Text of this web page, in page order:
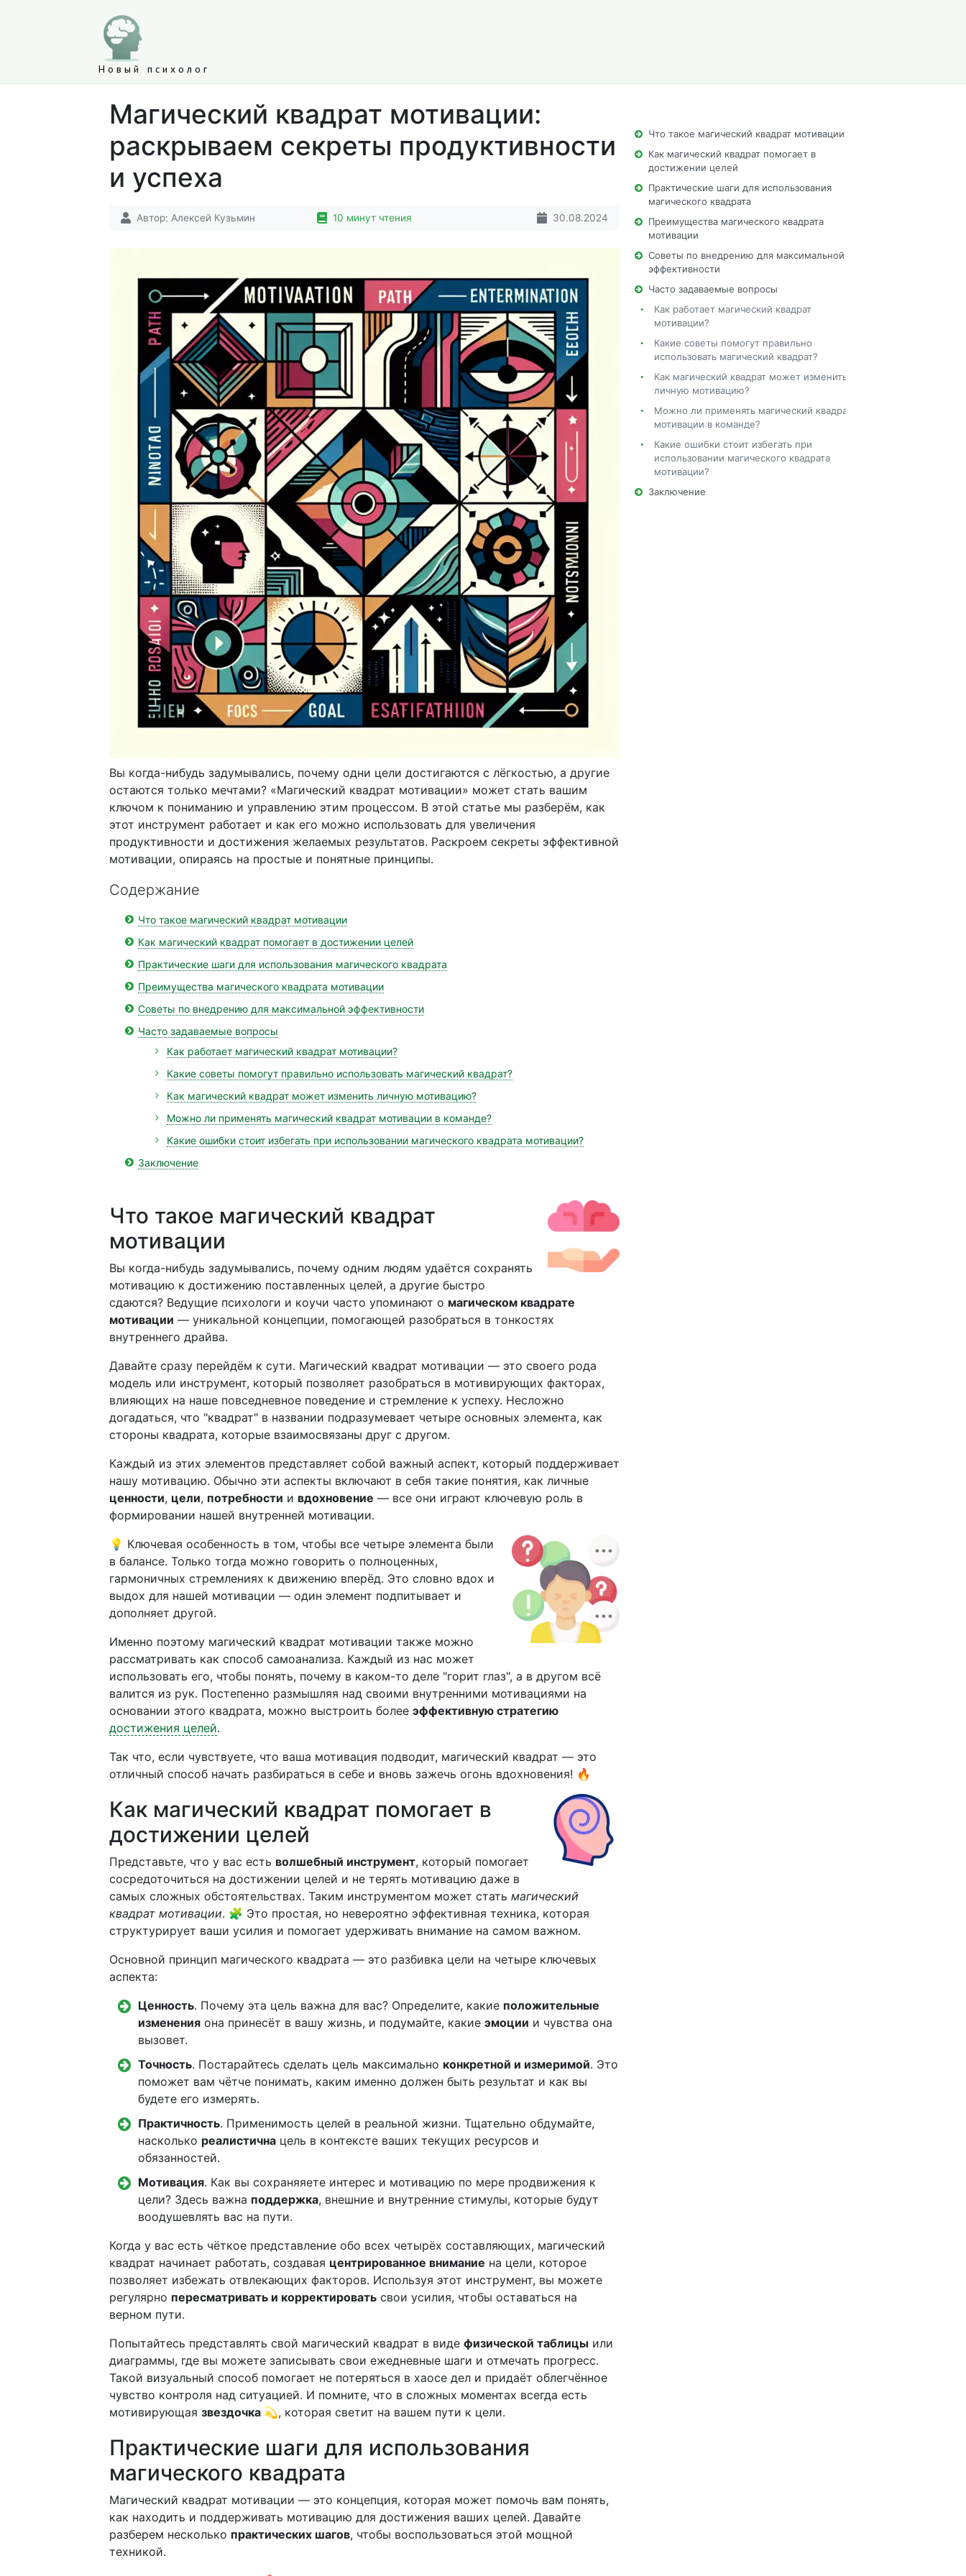
Новый психолог
Магический квадрат мотивации:
раскрываем секреты продуктивности
и успеха
Автор: Алексей Кузьмин 10 минут чтения 30.08.2024
Вы когда-нибудь задумывались, почему одни цели достигаются с лёгкостью, а другие
остаются только мечтами? «Магический квадрат мотивации» может стать вашим
ключом к пониманию и управлению этим процессом. В этой статье мы разберём, как
этот инструмент работает и как его можно использовать для увеличения
продуктивности и достижения желаемых результатов. Раскроем секреты эффективной
мотивации, опираясь на простые и понятные принципы.
Содержание
Что такое магический квадрат мотивации
Как магический квадрат помогает в достижении целей
Практические шаги для использования магического квадрата
Преимущества магического квадрата мотивации
Советы по внедрению для максимальной эффективности
Часто задаваемые вопросы
Как работает магический квадрат мотивации?
Какие советы помогут правильно использовать магический квадрат?
Как магический квадрат может изменить личную мотивацию?
Можно ли применять магический квадрат мотивации в команде?
Какие ошибки стоит избегать при использовании магического квадрата мотивации?
Заключение
Что такое магический квадрат
мотивации
Вы когда-нибудь задумывались, почему одним людям удаётся сохранять
мотивацию к достижению поставленных целей, а другие быстро
сдаются? Ведущие психологи и коучи часто упоминают о магическом квадрате
мотивации — уникальной концепции, помогающей разобраться в тонкостях
внутреннего драйва.
Давайте сразу перейдём к сути. Магический квадрат мотивации — это своего рода
модель или инструмент, который позволяет разобраться в мотивирующих факторах,
влияющих на наше повседневное поведение и стремление к успеху. Несложно
догадаться, что "квадрат" в названии подразумевает четыре основных элемента, как
стороны квадрата, которые взаимосвязаны друг с другом.
Каждый из этих элементов представляет собой важный аспект, который поддерживает
нашу мотивацию. Обычно эти аспекты включают в себя такие понятия, как личные
ценности, цели, потребности и вдохновение — все они играют ключевую роль в
формировании нашей внутренней мотивации.
💡 Ключевая особенность в том, чтобы все четыре элемента были
в балансе. Только тогда можно говорить о полноценных,
гармоничных стремлениях к движению вперёд. Это словно вдох и
выдох для нашей мотивации — один элемент подпитывает и
дополняет другой.
Именно поэтому магический квадрат мотивации также можно
рассматривать как способ самоанализа. Каждый из нас может
использовать его, чтобы понять, почему в каком-то деле "горит глаз", а в другом всё
валится из рук. Постепенно размышляя над своими внутренними мотивациями на
основании этого квадрата, можно выстроить более эффективную стратегию
достижения целей.
Так что, если чувствуете, что ваша мотивация подводит, магический квадрат — это
отличный способ начать разбираться в себе и вновь зажечь огонь вдохновения! 🔥
Как магический квадрат помогает в
достижении целей
Представьте, что у вас есть волшебный инструмент, который помогает
сосредоточиться на достижении целей и не терять мотивацию даже в
самых сложных обстоятельствах. Таким инструментом может стать магический
квадрат мотивации. 🧩 Это простая, но невероятно эффективная техника, которая
структурирует ваши усилия и помогает удерживать внимание на самом важном.
Основной принцип магического квадрата — это разбивка цели на четыре ключевых
аспекта:
Ценность. Почему эта цель важна для вас? Определите, какие положительные
изменения она принесёт в вашу жизнь, и подумайте, какие эмоции и чувства она
вызовет.
Точность. Постарайтесь сделать цель максимально конкретной и измеримой. Это
поможет вам чётче понимать, каким именно должен быть результат и как вы
будете его измерять.
Практичность. Применимость целей в реальной жизни. Тщательно обдумайте,
насколько реалистична цель в контексте ваших текущих ресурсов и
обязанностей.
Мотивация. Как вы сохраняяете интерес и мотивацию по мере продвижения к
цели? Здесь важна поддержка, внешние и внутренние стимулы, которые будут
воодушевлять вас на пути.
Когда у вас есть чёткое представление обо всех четырёх составляющих, магический
квадрат начинает работать, создавая центрированное внимание на цели, которое
позволяет избежать отвлекающих факторов. Используя этот инструмент, вы можете
регулярно пересматривать и корректировать свои усилия, чтобы оставаться на
верном пути.
Попытайтесь представлять свой магический квадрат в виде физической таблицы или
диаграммы, где вы можете записывать свои ежедневные шаги и отмечать прогресс.
Такой визуальный способ помогает не потеряться в хаосе дел и придаёт облегчённое
чувство контроля над ситуацией. И помните, что в сложных моментах всегда есть
мотивирующая звездочка 💫, которая светит на вашем пути к цели.
Практические шаги для использования
магического квадрата
Магический квадрат мотивации — это концепция, которая может помочь вам понять,
как находить и поддерживать мотивацию для достижения ваших целей. Давайте
разберем несколько практических шагов, чтобы воспользоваться этой мощной
техникой.
Что такое магический квадрат мотивации
Как магический квадрат помогает в
достижении целей
Практические шаги для использования
магического квадрата
Преимущества магического квадрата
мотивации
Советы по внедрению для максимальной
эффективности
Часто задаваемые вопросы
Как работает магический квадрат
мотивации?
Какие советы помогут правильно
использовать магический квадрат?
Как магический квадрат может изменить
личную мотивацию?
Можно ли применять магический квадрат
мотивации в команде?
Какие ошибки стоит избегать при
использовании магического квадрата
мотивации?
Заключение